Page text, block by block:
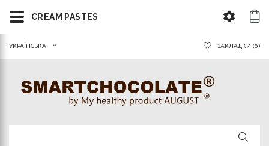
УКРАЇНСЬКА ЗАКЛАДКИ (0)
CREAM PASTES